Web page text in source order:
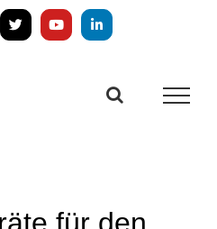
X YouTubeLinkedIn
für den